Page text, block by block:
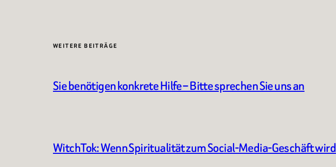
WEITERE BEITRÄGE
Sie benötigen konkrete Hilfe – Bitte sprechen Sie uns an
WitchTok: Wenn Spiritualität zum Social-Media-Geschäft wird